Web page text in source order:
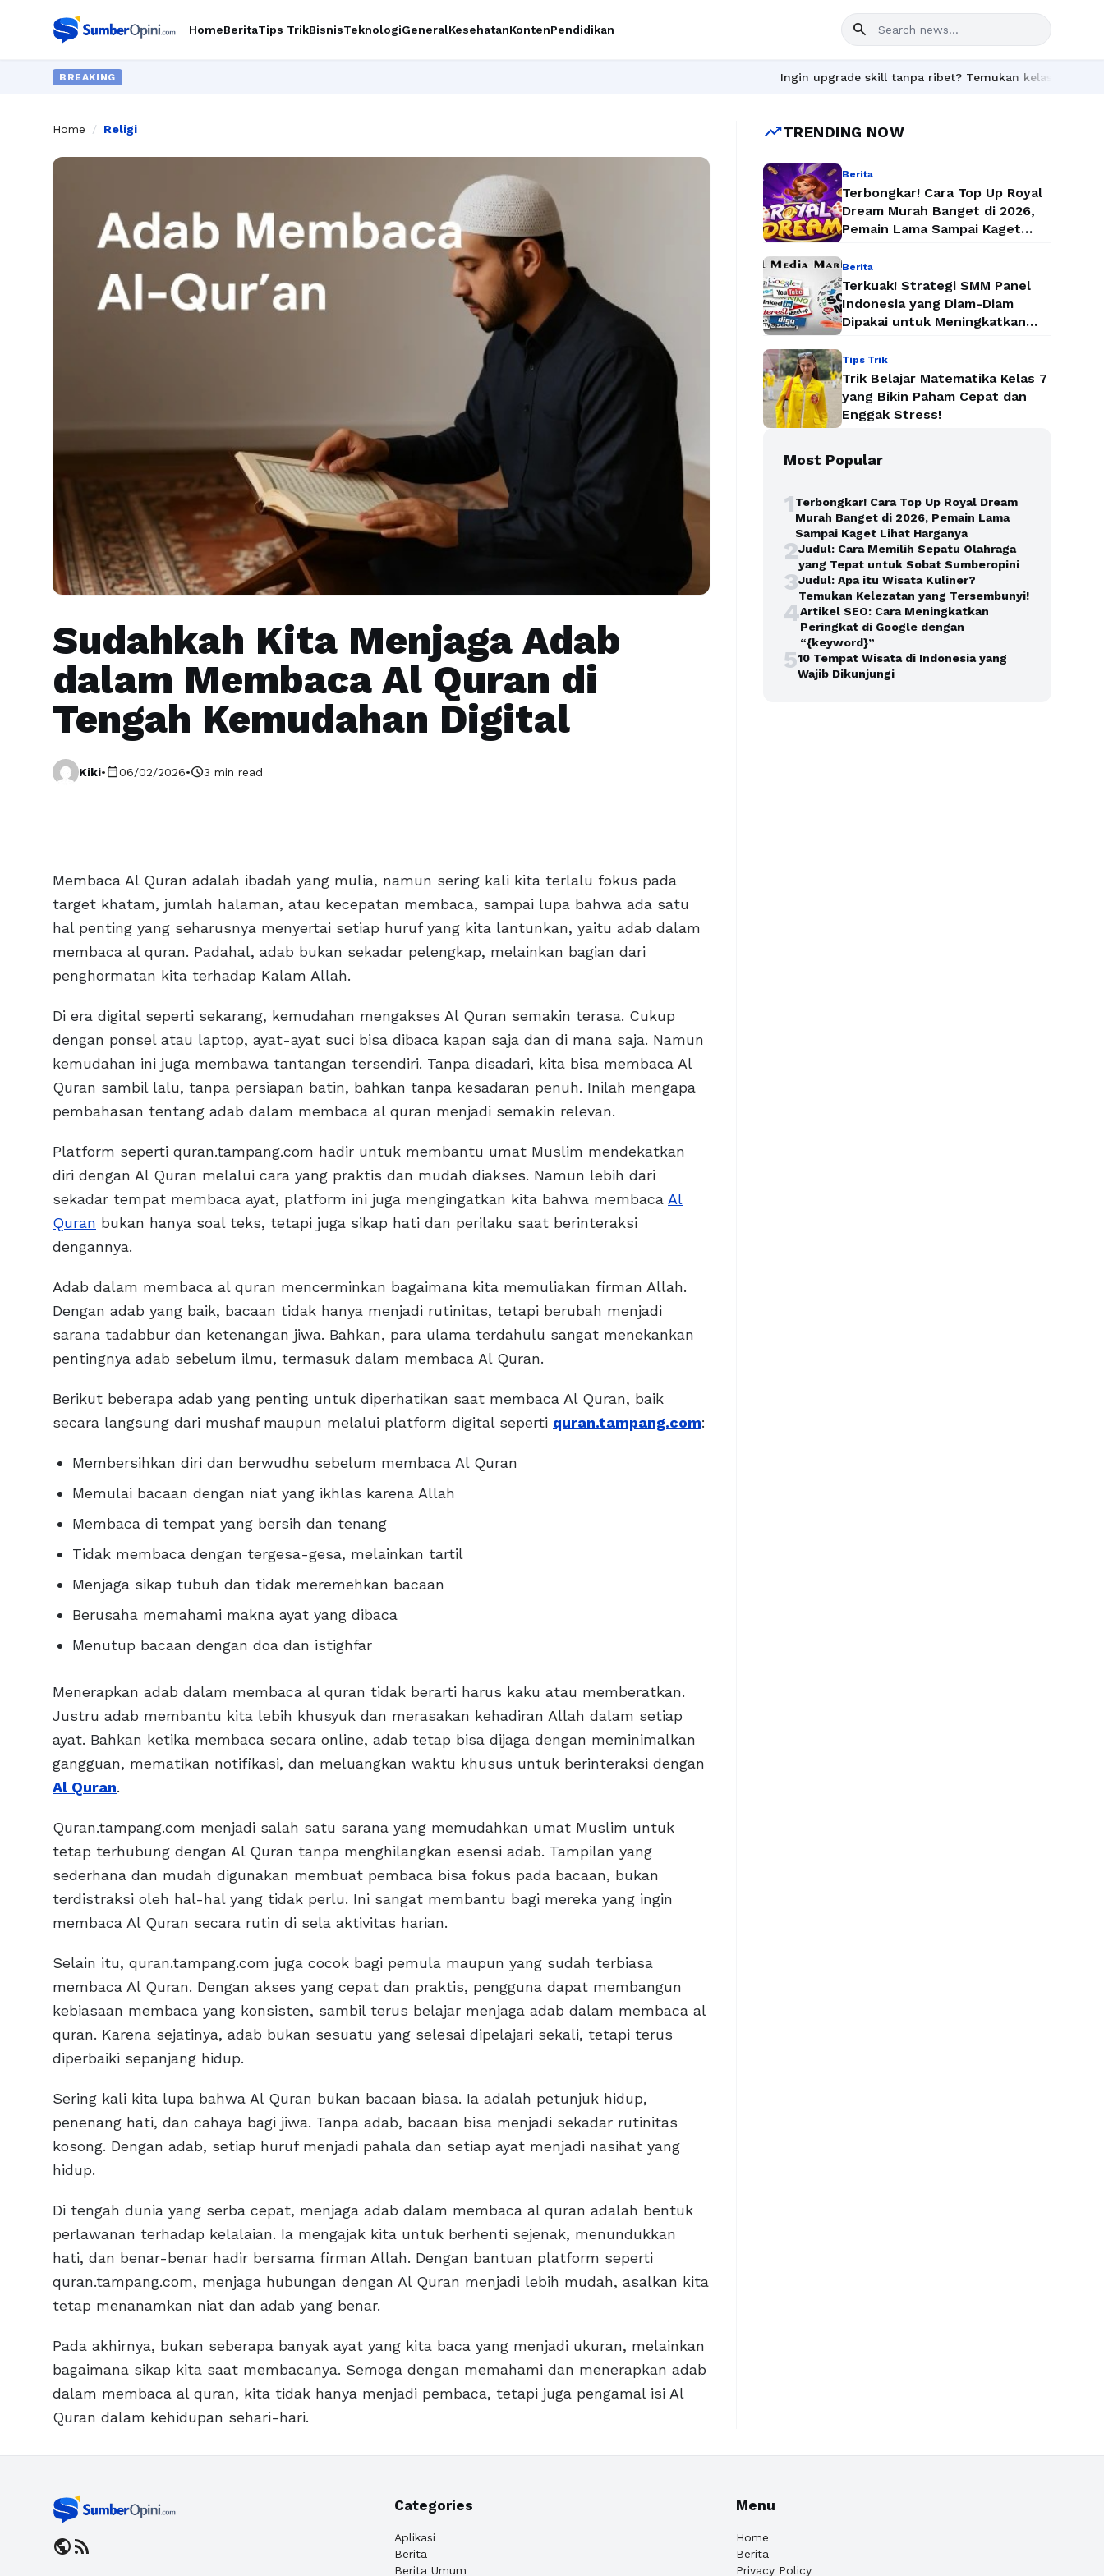
HomeBeritaTips TrikBisnisTeknologiGeneralKesehatanKontenPendidikan search
BREAKING Ingin upgrade skill tanpa ribet? Temukan kelas seru dan materi
Home / Religi
Sudahkah Kita Menjaga Adab
dalam Membaca Al Quran di
Tengah Kemudahan Digital
Kiki•calendar_today06/02/2026•schedule3 min read
Membaca Al Quran adalah ibadah yang mulia, namun sering kali kita terlalu fokus pada
target khatam, jumlah halaman, atau kecepatan membaca, sampai lupa bahwa ada satu
hal penting yang seharusnya menyertai setiap huruf yang kita lantunkan, yaitu adab dalam
membaca al quran. Padahal, adab bukan sekadar pelengkap, melainkan bagian dari
penghormatan kita terhadap Kalam Allah.
Di era digital seperti sekarang, kemudahan mengakses Al Quran semakin terasa. Cukup
dengan ponsel atau laptop, ayat-ayat suci bisa dibaca kapan saja dan di mana saja. Namun
kemudahan ini juga membawa tantangan tersendiri. Tanpa disadari, kita bisa membaca Al
Quran sambil lalu, tanpa persiapan batin, bahkan tanpa kesadaran penuh. Inilah mengapa
pembahasan tentang adab dalam membaca al quran menjadi semakin relevan.
Platform seperti quran.tampang.com hadir untuk membantu umat Muslim mendekatkan
diri dengan Al Quran melalui cara yang praktis dan mudah diakses. Namun lebih dari
sekadar tempat membaca ayat, platform ini juga mengingatkan kita bahwa membaca Al
Quran bukan hanya soal teks, tetapi juga sikap hati dan perilaku saat berinteraksi
dengannya.
Adab dalam membaca al quran mencerminkan bagaimana kita memuliakan firman Allah.
Dengan adab yang baik, bacaan tidak hanya menjadi rutinitas, tetapi berubah menjadi
sarana tadabbur dan ketenangan jiwa. Bahkan, para ulama terdahulu sangat menekankan
pentingnya adab sebelum ilmu, termasuk dalam membaca Al Quran.
Berikut beberapa adab yang penting untuk diperhatikan saat membaca Al Quran, baik
secara langsung dari mushaf maupun melalui platform digital seperti quran.tampang.com:
Membersihkan diri dan berwudhu sebelum membaca Al Quran
Memulai bacaan dengan niat yang ikhlas karena Allah
Membaca di tempat yang bersih dan tenang
Tidak membaca dengan tergesa-gesa, melainkan tartil
Menjaga sikap tubuh dan tidak meremehkan bacaan
Berusaha memahami makna ayat yang dibaca
Menutup bacaan dengan doa dan istighfar
Menerapkan adab dalam membaca al quran tidak berarti harus kaku atau memberatkan.
Justru adab membantu kita lebih khusyuk dan merasakan kehadiran Allah dalam setiap
ayat. Bahkan ketika membaca secara online, adab tetap bisa dijaga dengan meminimalkan
gangguan, mematikan notifikasi, dan meluangkan waktu khusus untuk berinteraksi dengan
Al Quran.
Quran.tampang.com menjadi salah satu sarana yang memudahkan umat Muslim untuk
tetap terhubung dengan Al Quran tanpa menghilangkan esensi adab. Tampilan yang
sederhana dan mudah digunakan membuat pembaca bisa fokus pada bacaan, bukan
terdistraksi oleh hal-hal yang tidak perlu. Ini sangat membantu bagi mereka yang ingin
membaca Al Quran secara rutin di sela aktivitas harian.
Selain itu, quran.tampang.com juga cocok bagi pemula maupun yang sudah terbiasa
membaca Al Quran. Dengan akses yang cepat dan praktis, pengguna dapat membangun
kebiasaan membaca yang konsisten, sambil terus belajar menjaga adab dalam membaca al
quran. Karena sejatinya, adab bukan sesuatu yang selesai dipelajari sekali, tetapi terus
diperbaiki sepanjang hidup.
Sering kali kita lupa bahwa Al Quran bukan bacaan biasa. Ia adalah petunjuk hidup,
penenang hati, dan cahaya bagi jiwa. Tanpa adab, bacaan bisa menjadi sekadar rutinitas
kosong. Dengan adab, setiap huruf menjadi pahala dan setiap ayat menjadi nasihat yang
hidup.
Di tengah dunia yang serba cepat, menjaga adab dalam membaca al quran adalah bentuk
perlawanan terhadap kelalaian. Ia mengajak kita untuk berhenti sejenak, menundukkan
hati, dan benar-benar hadir bersama firman Allah. Dengan bantuan platform seperti
quran.tampang.com, menjaga hubungan dengan Al Quran menjadi lebih mudah, asalkan kita
tetap menanamkan niat dan adab yang benar.
Pada akhirnya, bukan seberapa banyak ayat yang kita baca yang menjadi ukuran, melainkan
bagaimana sikap kita saat membacanya. Semoga dengan memahami dan menerapkan adab
dalam membaca al quran, kita tidak hanya menjadi pembaca, tetapi juga pengamal isi Al
Quran dalam kehidupan sehari-hari.
trending_upTRENDING NOW
Berita
Terbongkar! Cara Top Up Royal
Dream Murah Banget di 2026,
Pemain Lama Sampai Kaget
Berita
Terkuak! Strategi SMM Panel
Indonesia yang Diam-Diam
Dipakai untuk Meningkatkan
Instan
Tips Trik
Trik Belajar Matematika Kelas 7
yang Bikin Paham Cepat dan
Enggak Stress!
Most Popular
1Terbongkar! Cara Top Up Royal Dream
Murah Banget di 2026, Pemain Lama
Sampai Kaget Lihat Harganya
2Judul: Cara Memilih Sepatu Olahraga
yang Tepat untuk Sobat Sumberopini
3Judul: Apa itu Wisata Kuliner?
Temukan Kelezatan yang Tersembunyi!
4Artikel SEO: Cara Meningkatkan
Peringkat di Google dengan
“{keyword}”
510 Tempat Wisata di Indonesia yang
Wajib Dikunjungi
publicrss_feed
Categories
Aplikasi
Berita
Berita Umum
Menu
Home
Berita
Privacy Policy